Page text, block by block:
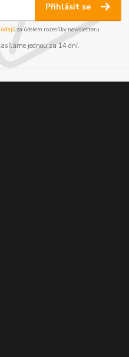
Přihlásit se
za účelem rozesílky newsletteru.
jednou za 14 dní.